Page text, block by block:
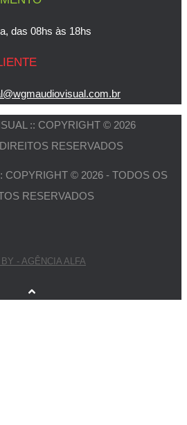
das 08hs às 18hs
:: COPYRIGHT © 2026
RESERVADOS
COPYRIGHT © 2026 - TODOS OS
RESERVADOS
- AGÊNCIA ALFA